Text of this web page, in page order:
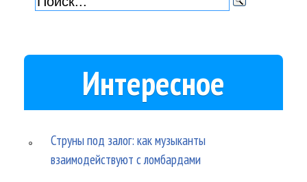
Интересное
Струны под залог: как музыканты
взаимодействуют с ломбардами